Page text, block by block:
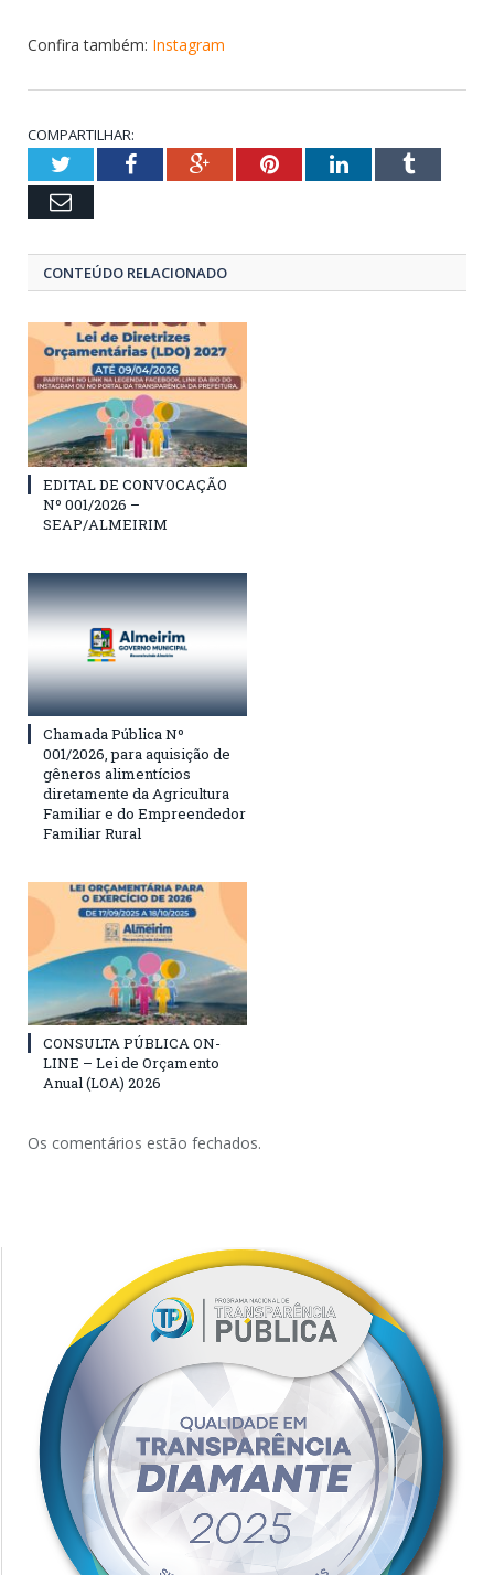
Confira também: Instagram
COMPARTILHAR:
TwitterFacebookGoogle+PinterestLinkedInTumblr
Email
CONTEÚDO RELACIONADO
EDITAL DE CONVOCAÇÃO
Nº 001/2026 –
SEAP/ALMEIRIM
Chamada Pública Nº
001/2026, para aquisição de
gêneros alimentícios
diretamente da Agricultura
Familiar e do Empreendedor
Familiar Rural
CONSULTA PÚBLICA ON-
LINE – Lei de Orçamento
Anual (LOA) 2026
Os comentários estão fechados.